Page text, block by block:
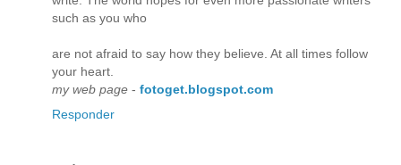
such as you who
are not afraid to say how they believe. At all times follow
your heart.
my web page - fotoget.blogspot.com
Responder